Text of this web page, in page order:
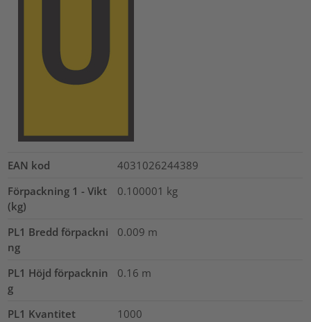
EAN kod
4031026244389
Förpackning 1 - Vikt
(kg)
0.100001 kg
PL1 Bredd förpackni
ng
0.009 m
PL1 Höjd förpacknin
g
0.16 m
PL1 Kvantitet 1000